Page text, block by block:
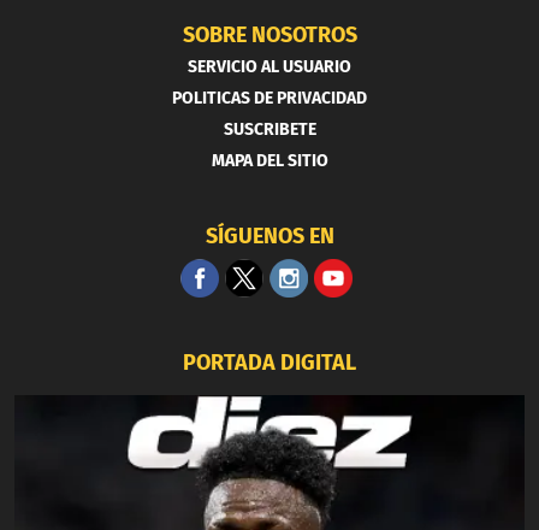
SOBRE NOSOTROS
SERVICIO AL USUARIO
POLITICAS DE PRIVACIDAD
SUSCRIBETE
MAPA DEL SITIO
SÍGUENOS EN
PORTADA DIGITAL